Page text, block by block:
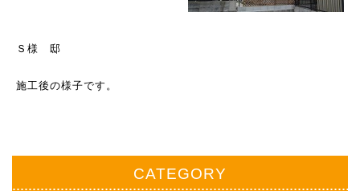
Ｓ様 邸
施工後の様子です。
CATEGORY